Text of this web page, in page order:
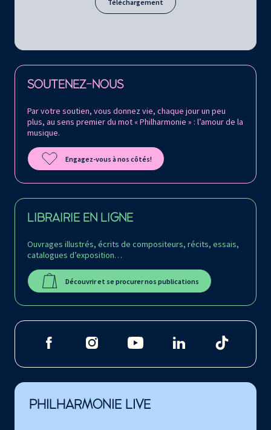
Téléchargement
SOUTENEZ-NOUS
Par votre soutien, vous donnez vie, chaque jour un peu
plus, au sens premier du mot « Philharmonie » : l’amour de la
musique.
Engagez-vous à nos côtés!
LIBRAIRIE EN LIGNE
Ouvrages illustrés, écrits de compositeurs, récits, essais,
catalogues d’exposition…
Découvrir et se procurer nos publications
Retrouvez la Philharmonie de Paris sur
PHILHARMONIE LIVE